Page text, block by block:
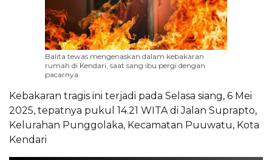
Balita tewas mengenaskan dalam kebakaran
rumah di Kendari, saat sang ibu pergi dengan
pacarnya.
Kebakaran tragis ini terjadi pada Selasa siang, 6 Mei
2025, tepatnya pukul 14.21 WITA di Jalan Suprapto,
Kelurahan Punggolaka, Kecamatan Puuwatu, Kota
Kendari